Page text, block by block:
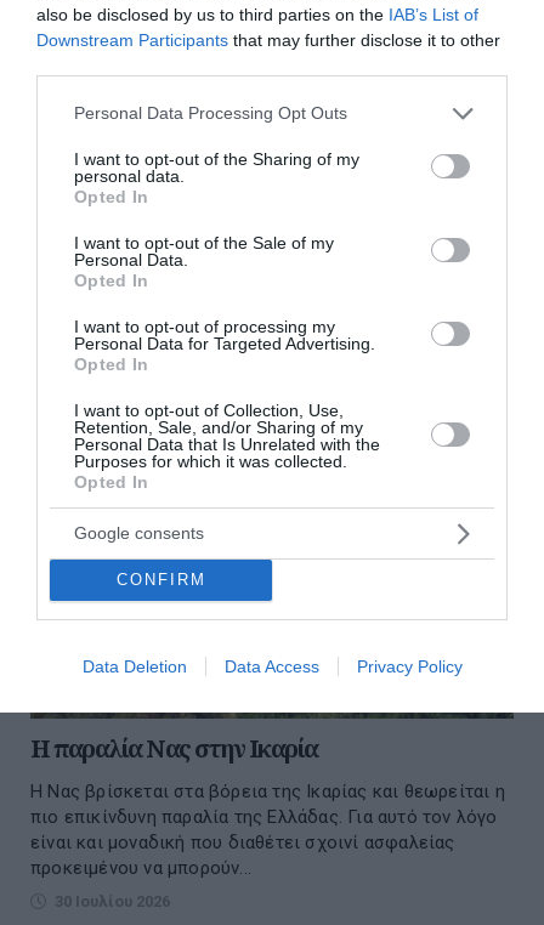
also be disclosed by us to third parties on the IAB’s List of
Downstream Participants that may further disclose it to other
Please note that this website/app uses one or more Google
not limited to your visit or usage behaviour. You may click to
grant or deny consent to Google and its third-party tags to
use your data for below specified purposes in below Google
consent section.
Personal Data Processing Opt Outs
I want to opt-out of the Sharing of my
personal data.
Opted In
I want to opt-out of the Sale of my
Personal Data.
Opted In
I want to opt-out of processing my
Personal Data for Targeted Advertising.
Opted In
I want to opt-out of Collection, Use,
Retention, Sale, and/or Sharing of my
Personal Data that Is Unrelated with the
Purposes for which it was collected.
Opted In
Google consents
CONFIRM
Data Deletion Data Access Privacy Policy
O Αρμενιστής Ικαρίας
Ικαρίας. Βρίσκεται πάνω στο ακρωτήρι Στρεφώνι
(Στρεφνόριο).
H παραλία Νας στην Ικαρία
Η Νας βρίσκεται στα βόρεια της Ικαρίας και θεωρείται η
πιο επικίνδυνη παραλία της Ελλάδας. Για αυτό τον λόγο
είναι και μοναδική που διαθέτει σχοινί ασφαλείας
προκειμένου να μπορούν...
30 Ιουλίου 2026